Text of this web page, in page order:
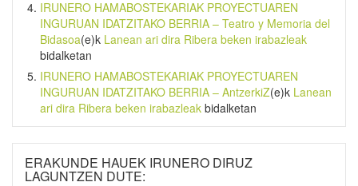
IRUNERO HAMABOSTEKARIAK PROYECTUAREN
INGURUAN IDATZITAKO BERRIA – Teatro y Memoria del
Bidasoa(e)k Lanean ari dira Ribera beken irabazleak
bidalketan
IRUNERO HAMABOSTEKARIAK PROYECTUAREN
INGURUAN IDATZITAKO BERRIA – AntzerkiZ(e)k Lanean
ari dira Ribera beken irabazleak bidalketan
ERAKUNDE HAUEK IRUNERO DIRUZ
LAGUNTZEN DUTE: